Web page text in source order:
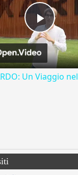
Play
Un Viaggio